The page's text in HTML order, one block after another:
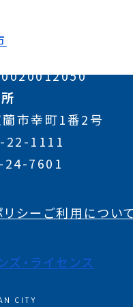
市幸町1番2号
22-1111
24-7601
リシーご利用について
CITY